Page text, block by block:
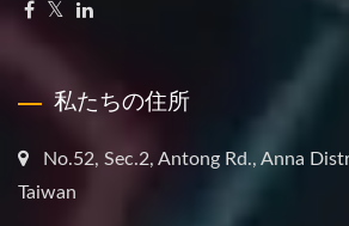
私たちの住所
No.52, Sec.2, Antong Rd., Anna
Taiwan